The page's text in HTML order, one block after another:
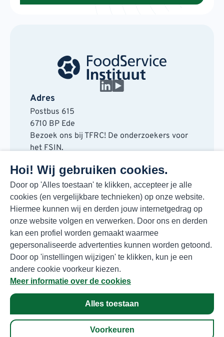
Hoi! Wij gebruiken cookies.
Door op 'Alles toestaan' te klikken, accepteer je alle
cookies (en vergelijkbare technieken) op onze website.
Hiermee kunnen wij en derden jouw internetgedrag op
onze website volgen en verwerken. Door ons en derden
kan een profiel worden gemaakt waarmee
gepersonaliseerde advertenties kunnen worden getoond.
Door op 'instellingen wijzigen' te klikken, kun je een
andere cookie voorkeur kiezen.
Meer informatie over de cookies
Alles toestaan
Voorkeuren
Adres
Postbus 615
6710 BP Ede
Bezoek ons bij TFRC! De onderzoekers voor
het FSIN.
6717 LT Ede
Contact
088 730 48 00
info@fsin.nl
Nieuwsbrief
Elke maand de beste insights en outlooks
voor de foodmarkt!
Inschrijven
© Copyright 2026 FSIN